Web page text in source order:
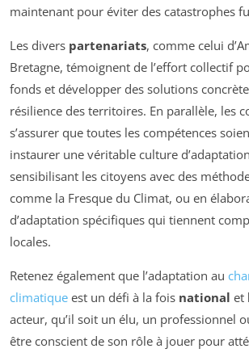
maintenant pour éviter des catastrophes
Les divers partenariats, comme celui
Bretagne, témoignent de l’effort collectif
fonds et développer des solutions
résilience des territoires. En parallèle, les
s’assurer que toutes les compétences
instaurer une véritable culture
sensibilisant les citoyens avec des
comme la Fresque du Climat, ou en
d’adaptation spécifiques qui tiennent
locales.
Retenez également que l’adaptation au
climatique est un défi à la fois national et
acteur, qu’il soit un élu, un professionnel
être conscient de son rôle à jouer pour